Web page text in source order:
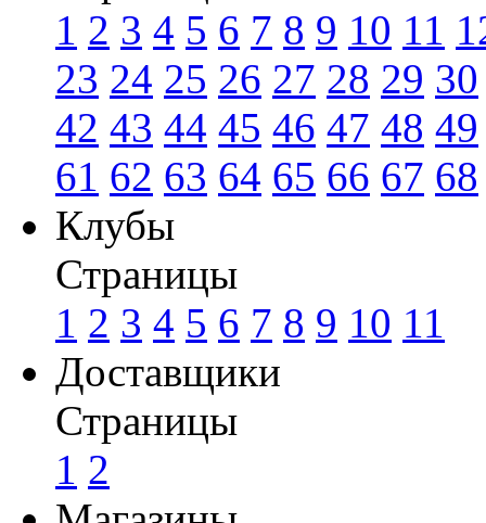
1 2 3 4 5 6 7 8 9 10 11
23 24 25 26 27 28 29 30
42 43 44 45 46 47 48 49
61 62 63 64 65 66 67 68
Клубы
Страницы
1 2 3 4 5 6 7 8 9 10 11
Доставщики
Страницы
1 2